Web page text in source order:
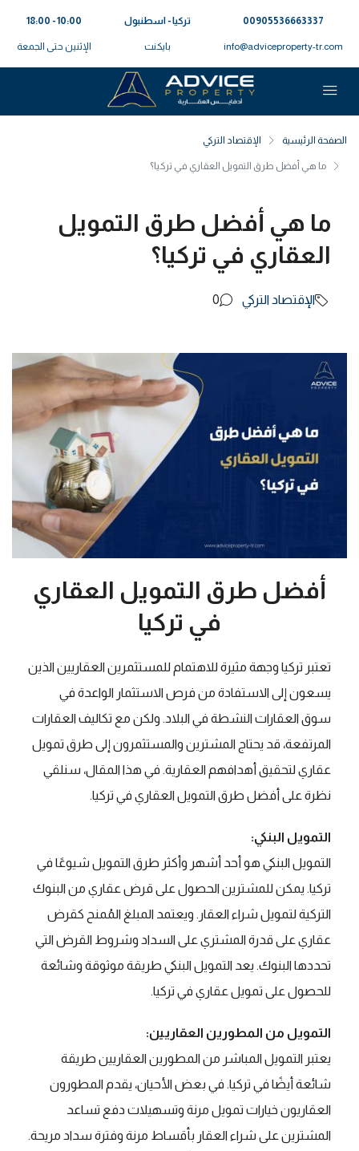
00905536663337⁩
info@adviceproperty-tr.com
تركيا - اسطنبول
بايكنت
10:00 - 18:00
الإثنين حتى الجمعة
الصفحة الرئيسية الإقتصاد التركي
ما هي أفضل طرق التمويل العقاري في تركيا؟
ما هي أفضل طرق التمويل
العقاري في تركيا؟
الإقتصاد التركي 0
أفضل طرق التمويل العقاري
في تركيا
تعتبر تركيا وجهة مثيرة للاهتمام للمستثمرين العقاريين الذين
يسعون إلى الاستفادة من فرص الاستثمار الواعدة في
سوق العقارات النشطة في البلاد. ولكن مع تكاليف العقارات
المرتفعة، قد يحتاج المشترين والمستثمرون إلى طرق تمويل
عقاري لتحقيق أهدافهم العقارية. في هذا المقال، سنلقي
نظرة على أفضل طرق التمويل العقاري في تركيا.
التمويل البنكي:
التمويل البنكي هو أحد أشهر وأكثر طرق التمويل شيوعًا في
تركيا. يمكن للمشترين الحصول على قرض عقاري من البنوك
التركية لتمويل شراء العقار. ويعتمد المبلغ المُمنح كقرض
عقاري على قدرة المشتري على السداد وشروط القرض التي
تحددها البنوك. يعد التمويل البنكي طريقة موثوقة وشائعة
للحصول على تمويل عقاري في تركيا.
التمويل من المطورين العقاريين:
يعتبر التمويل المباشر من المطورين العقاريين طريقة
شائعة أيضًا في تركيا. في بعض الأحيان، يقدم المطورون
العقاريون خيارات تمويل مرنة وتسهيلات دفع تساعد
المشترين على شراء العقار بأقساط مرنة وفترة سداد مريحة.